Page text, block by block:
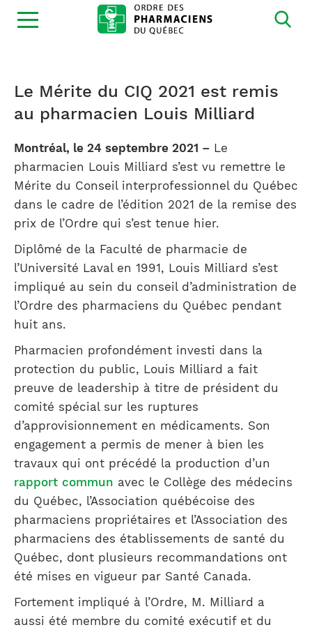
Ouvrir
la
Le Mérite du CIQ 2021 est remis
au pharmacien Louis Milliard
Montréal, le 24 septembre 2021 – Le
pharmacien Louis Milliard s’est vu remettre le
Mérite du Conseil interprofessionnel du Québec
dans le cadre de l’édition 2021 de la remise des
prix de l’Ordre qui s’est tenue hier.
Diplômé de la Faculté de pharmacie de
l’Université Laval en 1991, Louis Milliard s’est
impliqué au sein du conseil d’administration de
l’Ordre des pharmaciens du Québec pendant
huit ans.
Pharmacien profondément investi dans la
protection du public, Louis Milliard a fait
preuve de leadership à titre de président du
comité spécial sur les ruptures
d’approvisionnement en médicaments. Son
engagement a permis de mener à bien les
travaux qui ont précédé la production d’un
rapport commun avec le Collège des médecins
du Québec, l’Association québécoise des
pharmaciens propriétaires et l’Association des
pharmaciens des établissements de santé du
Québec, dont plusieurs recommandations ont
été mises en vigueur par Santé Canada.
Fortement impliqué à l’Ordre, M. Milliard a
aussi été membre du comité exécutif et du